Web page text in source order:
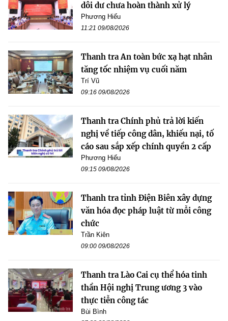
dôi dư chưa hoàn thành xử lý
Phương Hiếu
11:21 09/08/2026
Thanh tra An toàn bức xạ hạt nhân
tăng tốc nhiệm vụ cuối năm
Trí Vũ
09:16 09/08/2026
Thanh tra Chính phủ trả lời kiến
nghị về tiếp công dân, khiếu nại, tố
cáo sau sắp xếp chính quyền 2 cấp
Phương Hiếu
09:15 09/08/2026
Thanh tra tỉnh Điện Biên xây dựng
văn hóa đọc pháp luật từ mỗi công
chức
Trần Kiên
09:00 09/08/2026
Thanh tra Lào Cai cụ thể hóa tinh
thần Hội nghị Trung ương 3 vào
thực tiễn công tác
Bùi Bình